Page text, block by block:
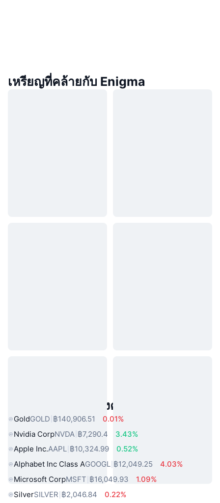
เหรียญที่คล้ายกับ Enigma
สินทรัพย์ในโลกแห่งความจริงยอดนิยม
GoldGOLD ฿140,906.51
0.01%
Nvidia CorpNVDA ฿7,290.4
3.43%
Apple Inc.AAPL ฿10,324.99
0.52%
Alphabet Inc Class AGOOGL ฿12,049.25
4.03%
Microsoft CorpMSFT ฿16,049.93
1.09%
SilverSILVER ฿2,046.84
0.22%